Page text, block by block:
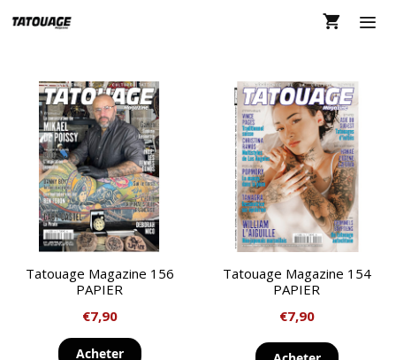
au
Tatouage Magazine 156
PAPIER
€7,90
Acheter
Tatouage Magazine 154
PAPIER
€7,90